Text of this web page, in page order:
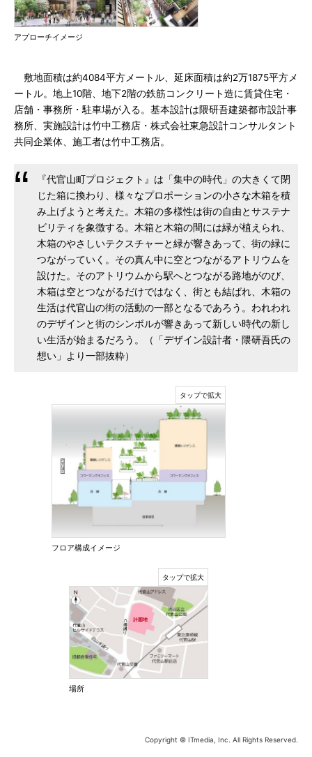
アプローチイメージ
敷地面積は約4084平方メートル、延床面積は約2万1875平方メ
ートル。地上10階、地下2階の鉄筋コンクリート造に賃貸住宅・
店舗・事務所・駐車場が入る。基本設計は隈研吾建築都市設計事
務所、実施設計は竹中工務店・株式会社東急設計コンサルタント
共同企業体、施工者は竹中工務店。
『代官山町プロジェクト』は「集中の時代」の大きくて閉
じた箱に換わり、様々なプロポーションの小さな木箱を積
み上げようと考えた。木箱の多様性は街の自由とサステナ
ビリティを象徴する。木箱と木箱の間には緑が植えられ、
木箱のやさしいテクスチャーと緑が響きあって、街の緑に
つながっていく。その真ん中に空とつながるアトリウムを
設けた。そのアトリウムから駅へとつながる路地がのび、
木箱は空とつながるだけではなく、街とも結ばれ、木箱の
生活は代官山の街の活動の一部となるであろう。われわれ
のデザインと街のシンボルが響きあって新しい時代の新し
い生活が始まるだろう。（「デザイン設計者・隈研吾氏の
想い」より一部抜粋）
フロア構成イメージ
場所
Copyright © ITmedia, Inc. All Rights Reserved.